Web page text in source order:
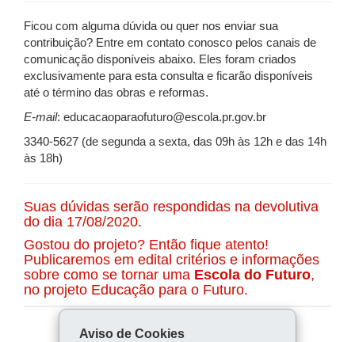
Ficou com alguma dúvida ou quer nos enviar sua
contribuição? Entre em contato conosco pelos canais de
comunicação disponíveis abaixo. Eles foram criados
exclusivamente para esta consulta e ficarão disponíveis
até o término das obras e reformas.
E-mail: educacaoparaofuturo@escola.pr.gov.br
3340-5627 (de segunda a sexta, das 09h às 12h e das 14h
às 18h)
Suas dúvidas serão respondidas na devolutiva
do dia 17/08/2020.
Gostou do projeto? Então fique atento!
Publicaremos em edital critérios e informações
sobre como se tornar uma Escola do Futuro,
no projeto Educação para o Futuro.
COMPARTILHE:
Aviso de Cookies